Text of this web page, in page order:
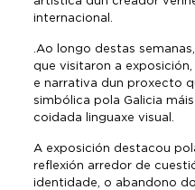
internacional.
.Ao longo destas
que visitaron a
e narrativa dun proxecto
simbólica pola Galicia
coidada linguaxe visual.
A exposición destacou
reflexión arredor de
identidade, o abandono